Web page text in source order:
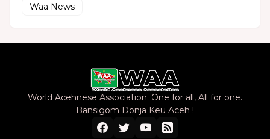
Waa News
World Acehnese Association. One for all, All for one.
Bansigom Donja Keu Aceh !